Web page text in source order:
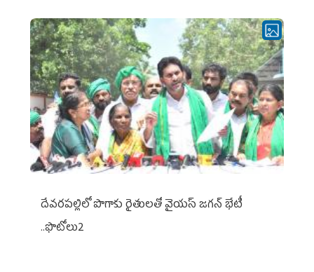
దేవరపల్లిలో పొగాకు రైతులతో వైయస్ జగన్ భేటీ
..ఫొటోలు2